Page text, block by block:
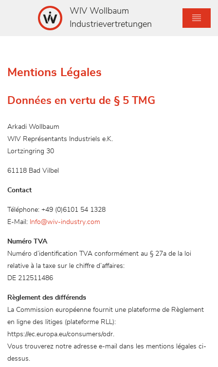
WIV Wollbaum
Industrievertretungen
Mentions Légales
Données en vertu de § 5 TMG
Arkadi Wollbaum
WIV Représentants Industriels e.K.
Lortzingring 30
61118 Bad Vilbel
Contact
Téléphone: +49 (0)6101 54 1328
E-Mail: Info@wiv-industry.com
Numéro TVA
Numéro d’identification TVA conformément au § 27a de la loi
relative à la taxe sur le chiffre d’affaires:
DE 212511486
Règlement des différends
La Commission européenne fournit une plateforme de Règlement
en ligne des litiges (plateforme RLL):
https://ec.europa.eu/consumers/odr.
Vous trouverez notre adresse e-mail dans les mentions légales ci-
dessus.